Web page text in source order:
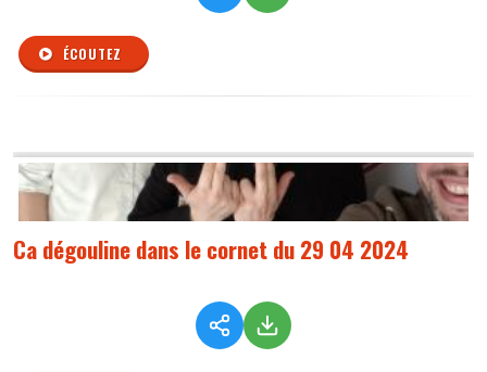
ÉCOUTEZ
Ca dégouline dans le cornet du 29 04 2024